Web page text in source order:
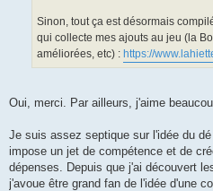
Sinon, tout ça est désormais
qui collecte mes ajouts au jeu (la
améliorées, etc) : https://
Oui, merci. Par ailleurs, j'aime
Je suis assez septique sur l'idée du
impose un jet de compétence et de
dépenses. Depuis que j'ai découvert
j'avoue être grand fan de l'idée d'une